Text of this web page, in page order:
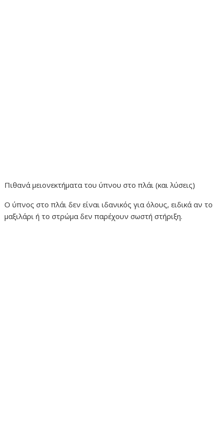
Πιθανά μειονεκτήματα του ύπνου στο πλάι (και λύσεις)
Ο ύπνος στο πλάι δεν είναι ιδανικός για όλους, ειδικά αν το
μαξιλάρι ή το στρώμα δεν παρέχουν σωστή στήριξη.